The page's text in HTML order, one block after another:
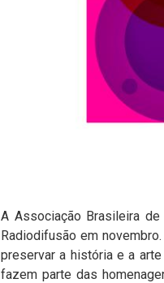
A Associação Brasileira
Radiodifusão em
preservar a história e a
fazem parte das